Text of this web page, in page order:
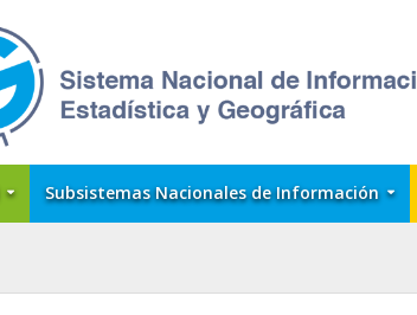
Subsistemas Nacionales de Información